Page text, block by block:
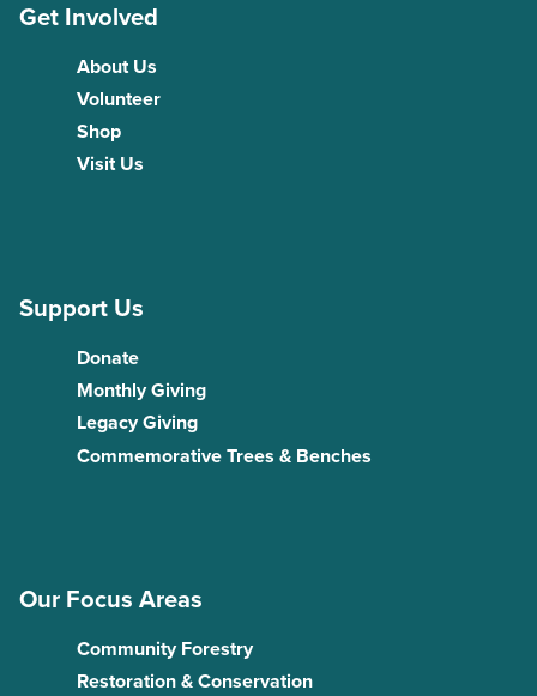
Get Involved
About Us
Volunteer
Shop
Visit Us
Support Us
Donate
Monthly Giving
Legacy Giving
Commemorative Trees & Benches
Our Focus Areas
Community Forestry
Restoration & Conservation